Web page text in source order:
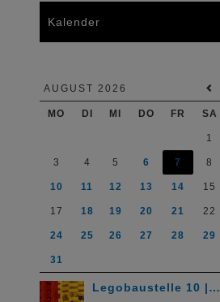
Kalender
AUGUST 2026
MO DI MI DO FR SA
1
3 4 5 6 7 8
10 11 12 13 14 15
17 18 19 20 21 22
24 25 26 27 28 29
31
Legobaustelle 10 |…